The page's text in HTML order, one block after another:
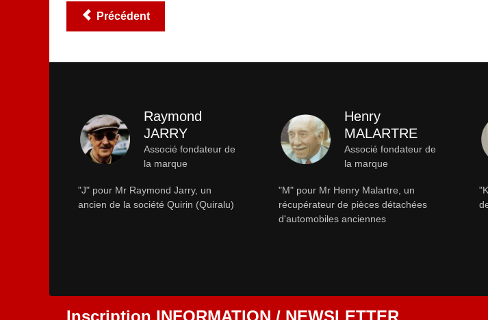
Précédent
Raymond
JARRY
Associé fondateur de
la marque
"J" pour Mr Raymond Jarry, un
ancien de la société Quirin (Quiralu)
Henry
MALARTRE
Associé fondateur de
la marque
"M" pour Mr Henry Malartre, un
récupérateur de pièces détachées
d'automobiles anciennes
Inscription INFORMATION / NEWSLETTER